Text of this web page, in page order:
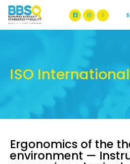
BBSQ Facebook Page
BBSQ $
ISO
Ergonomics of the
environment —